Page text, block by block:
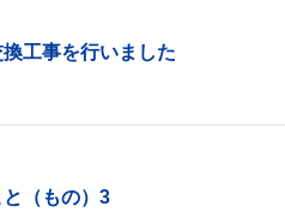
工事を行いました
（もの）3